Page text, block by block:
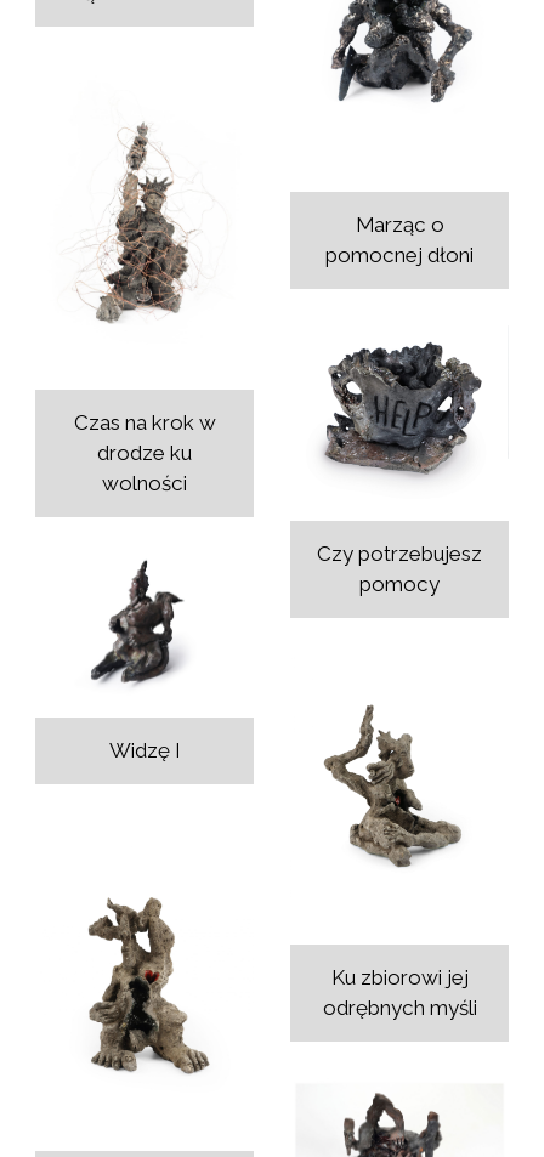
Marząc o
pomocnej dłoni
Czas na krok w
drodze ku
wolności
Czy potrzebujesz
pomocy
Widzę I
Ku zbiorowi jej
odrębnych myśli